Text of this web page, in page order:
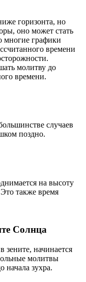
горизонта, но
оно может стать
многие графики
времени
молитву до
времени.
случаев
поздно.
на высоту
также время
Солнца
зените, начинается
молитвы
начала зухра.